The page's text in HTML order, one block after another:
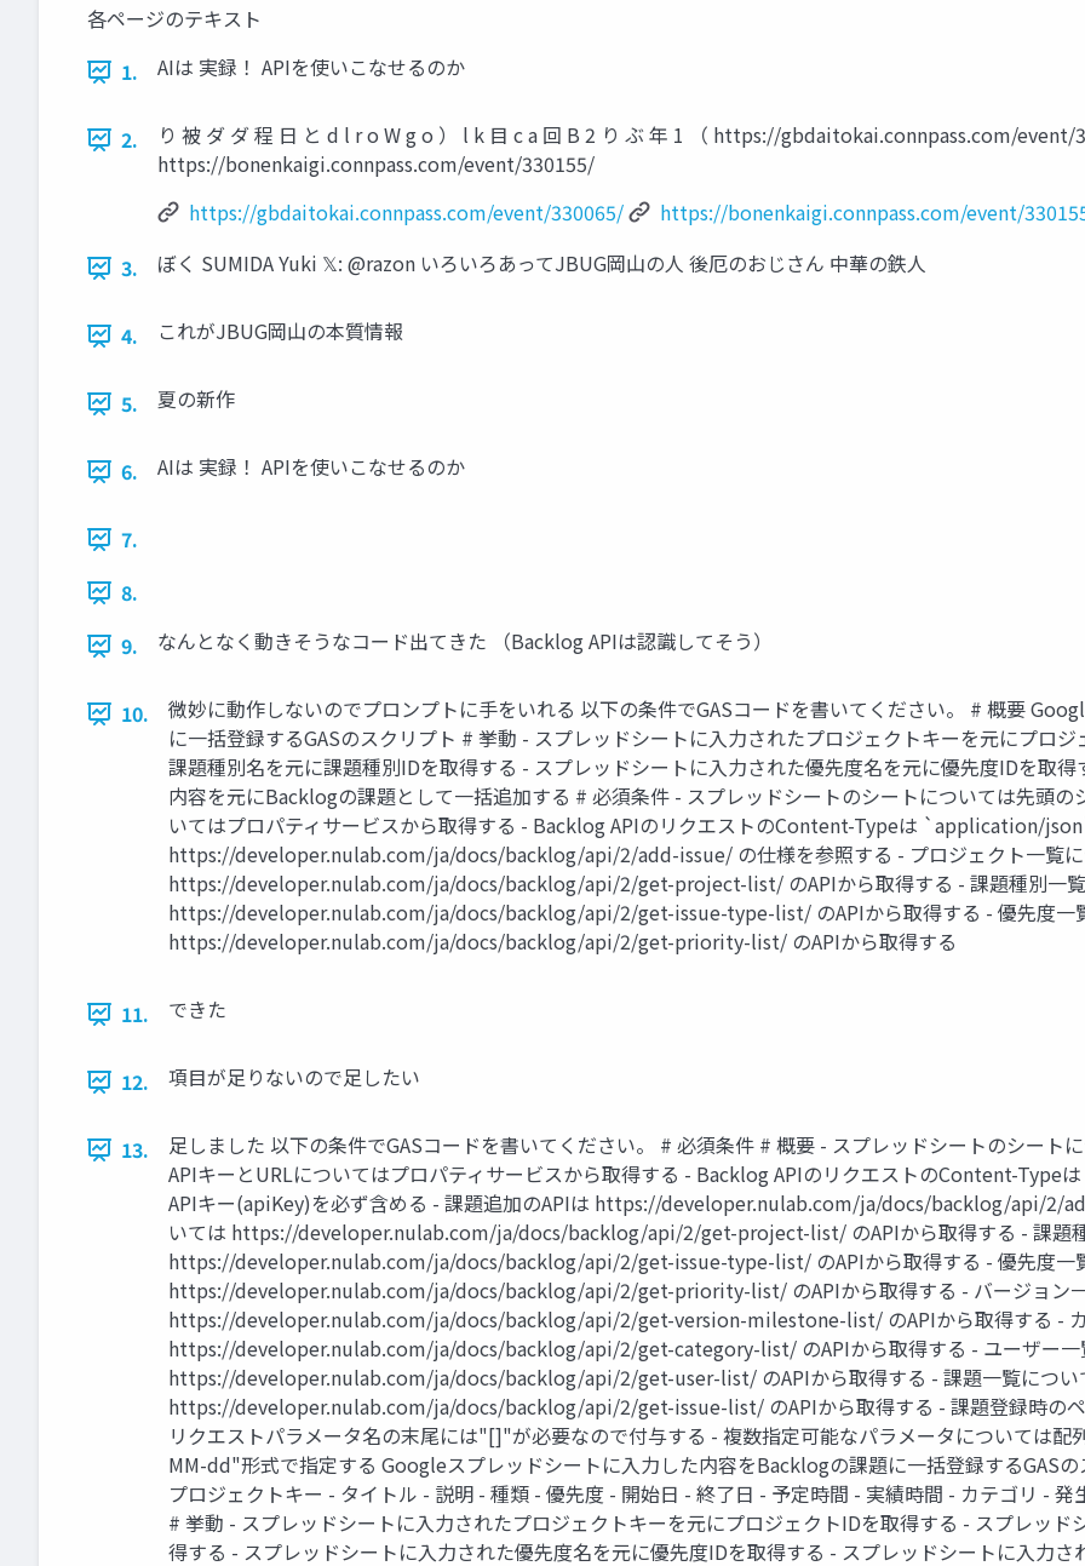
各ページのテキスト
1.
AIは 実録！ APIを使いこなせるのか
2.
り 被 ダ ダ 程 日 と d l r o W g o ） l k 目 c a 回 B 2 り ぶ 年 1 （ https://gbdaitokai.connpass.com/event/
https://bonenkaigi.connpass.com/event/330155/
https://gbdaitokai.connpass.com/event/330065/
https://bonenkaigi.connpass.com/event/
3.
ぼく SUMIDA Yuki 𝕏: @razon いろいろあってJBUG岡山の人 後厄のおじさん 中華の鉄人
4. これがJBUG岡山の本質情報
5. 夏の新作
6. AIは 実録！ APIを使いこなせるのか
7.
8.
9.
なんとなく動きそうなコード出てきた （Backlog APIは認識してそう）
10.
微妙に動作しないのでプロンプトに手をいれる 以下の条件でGASコードを書いてください。 # 概要
に一括登録するGASのスクリプト # 挙動 - スプレッドシートに入力されたプロジェクトキーを元にプロ
課題種別名を元に課題種別IDを取得する - スプレッドシートに入力された優先度名を元に優先度IDを取
内容を元にBacklogの課題として一括追加する # 必須条件 - スプレッドシートのシートについては先頭
いてはプロパティサービスから取得する - Backlog APIのリクエストのContent-Typeは `application/
https://developer.nulab.com/ja/docs/backlog/api/2/add-issue/ の仕様を参照する - プロジェクト一覧
https://developer.nulab.com/ja/docs/backlog/api/2/get-project-list/ のAPIから取得する - 課題種別一
https://developer.nulab.com/ja/docs/backlog/api/2/get-issue-type-list/ のAPIから取得する - 優先度一
https://developer.nulab.com/ja/docs/backlog/api/2/get-priority-list/ のAPIから取得する
11. できた
12. 項目が足りないので足したい
13.
足しました 以下の条件でGASコードを書いてください。 # 必須条件 # 概要 - スプレッドシートのシート
APIキーとURLについてはプロパティサービスから取得する - Backlog APIのリクエストのContent-
APIキー(apiKey)を必ず含める - 課題追加のAPIは https://developer.nulab.com/ja/docs/backlog/api/2/
いては https://developer.nulab.com/ja/docs/backlog/api/2/get-project-list/ のAPIから取得する - 課題
https://developer.nulab.com/ja/docs/backlog/api/2/get-issue-type-list/ のAPIから取得する - 優先度一
https://developer.nulab.com/ja/docs/backlog/api/2/get-priority-list/ のAPIから取得する - バージョン
https://developer.nulab.com/ja/docs/backlog/api/2/get-version-milestone-list/ のAPIから取得する -
https://developer.nulab.com/ja/docs/backlog/api/2/get-category-list/ のAPIから取得する - ユーザー一
https://developer.nulab.com/ja/docs/backlog/api/2/get-user-list/ のAPIから取得する - 課題一覧につい
https://developer.nulab.com/ja/docs/backlog/api/2/get-issue-list/ のAPIから取得する - 課題登録時の
リクエストパラメータ名の末尾には"[]"が必要なので付与する - 複数指定可能なパラメータについては
MM-dd"形式で指定する Googleスプレッドシートに入力した内容をBacklogの課題に一括登録するGAS
プロジェクトキー - タイトル - 説明 - 種類 - 優先度 - 開始日 - 終了日 - 予定時間 - 実績時間 - カテゴリ -
# 挙動 - スプレッドシートに入力されたプロジェクトキーを元にプロジェクトIDを取得する - スプレッ
得する - スプレッドシートに入力された優先度名を元に優先度IDを取得する - スプレッドシートに入力